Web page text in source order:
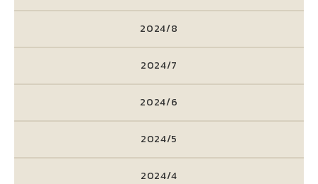
2024/8
2024/7
2024/6
2024/5
2024/4